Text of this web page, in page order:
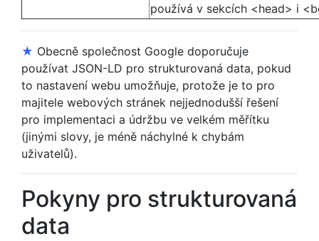
používá v sekcích <head> i
★ Obecně společnost Google doporučuje
používat JSON-LD pro strukturovaná data, pokud
to nastavení webu umožňuje, protože je to pro
majitele webových stránek nejjednodušší řešení
pro implementaci a údržbu ve velkém měřítku
(jinými slovy, je méně náchylné k chybám
uživatelů).
Pokyny pro strukturovaná
data